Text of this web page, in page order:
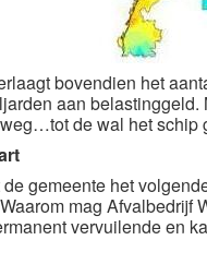
bovendien het
aan
de wal het schip
gemeente het
mag Afvalbedrijf
vervuilende en